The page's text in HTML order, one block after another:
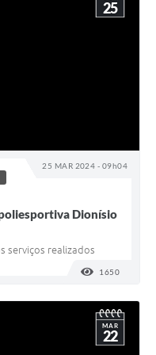
25 MAR 2024 - 09h04
25
Dionísio
serviços realizados
1650
MAR
22